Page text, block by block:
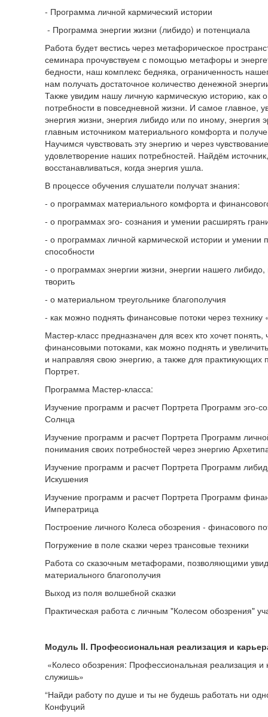
- Программа личной кармический истории
- Программа энергии жизни (либидо) и потенциала
Работа будет вестись через метафорическое
семинара прочувствуем с помощью метафоры и
бедности, наш комплекс бедняка, ограниченность
нам получать достаточное количество денежной
Также увидим нашу личную кармическую историю, как
потребности в повседневной жизни. И самое главное,
энергия жизни, энергия либидо или по иному, энергия
главным источником материального комфорта и
Научимся чувствовать эту энергию и через
удовлетворение наших потребностей. Найдём
восстанавливаться, когда энергия ушла.
В процессе обучения слушатели получат знания:
- о программах материального комфорта и
- о программах эго- сознания и умении расширять
- о программах личной кармической истории и умении
способности
- о программах энергии жизни, энергии нашего либидо,
творить
- о материальном треугольнике благополучия
- как можно поднять финансовые потоки через
Мастер-класс предназначен для всех кто хочет понять,
финансовыми потоками, как можно поднять и
и направляя свою энергию, а также для практикующих
Портрет.
Программа Мастер-класса:
Изучение программ и расчет Портрета Программ эго-
Солнца
Изучение программ и расчет Портрета Программ
понимания своих потребностей через энергию
Изучение программ и расчет Портрета Программ
Искушения
Изучение программ и расчет Портрета Программ
Императрица
Построение личного Колеса обозрения - финасового
Погружение в поле сказки через трансовые техники
Работа со сказочным метафорами, позволяющими
материального благополучия
Выход из поля волшебной сказки
Практическая работа с личным "Колесом обозрения"
Модуль II. Профессиональная реализация и
«Колесо обозрения: Профессиональная реализация и
служишь»
“Найди работу по душе и ты не будешь работать ни
Конфуций